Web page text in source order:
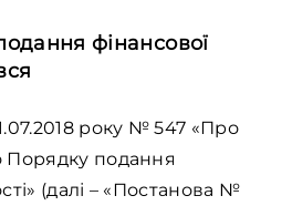
фінансової
року № 547 «Про
Порядку подання
(далі – «Постанова №